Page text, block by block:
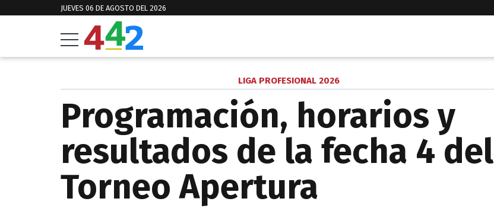
JUEVES 06 DE AGOSTO DEL 2026
LIGA PROFESIONAL 2026
Programación, horarios y
resultados de la fecha 4 del
Torneo Apertura